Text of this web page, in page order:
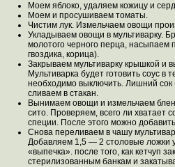
Моем яблоко, удаляем кожицу и
Моем и просушиваем томаты.
Чистим лук. Измельчаем овощи
Укладываем овощи в мультиварку.
молотого черного перца, насыпаем
гвоздика, корица).
Закрываем мультиварку крышкой и
Мультиварка будет готовить соус в
необходимо выключить. Лишний сок
сливаем в стакан.
Вынимаем овощи и измельчаем
сито. Проверяем, всего ли хватает
специи. После этого можно
Снова переливаем в чашу
Добавляем 1,5 — 2 столовые ложки
«выпечка». после того, как кетчуп
стерилизованным банкам и